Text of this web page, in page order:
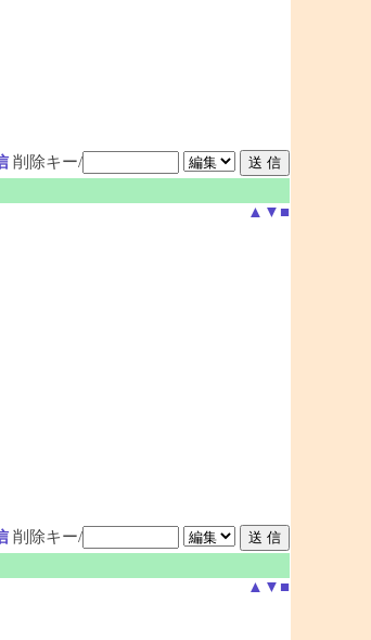
削除キー/
▲ ▼ ■
削除キー/
▲ ▼ ■